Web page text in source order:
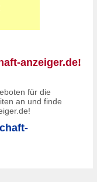
anzeiger.de!
für die
an und finde